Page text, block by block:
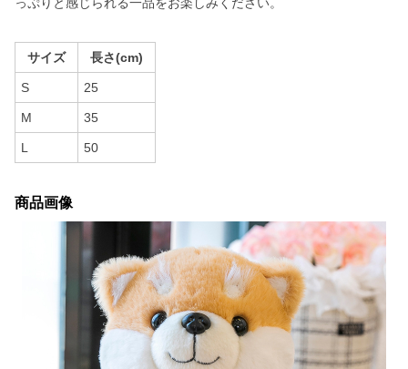
サイズ 長さ(cm)
S 25
M 35
L 50
商品画像